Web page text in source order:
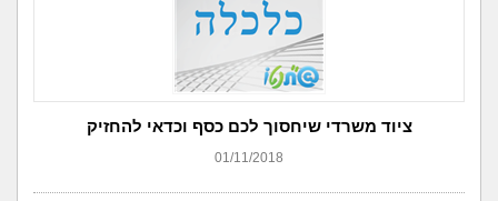
ציוד משרדי שיחסוך לכם כסף וכדאי להחזיק
01/11/2018